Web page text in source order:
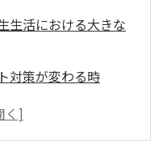
生活における大きな
対策が変わる時
功事例に学ぶ、効